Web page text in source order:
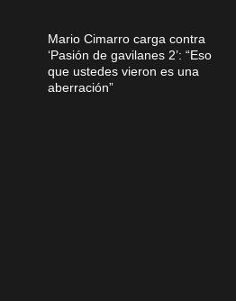
Mario Cimarro carga contra
‘Pasión de gavilanes 2’: “Eso
que ustedes vieron es una
aberración”